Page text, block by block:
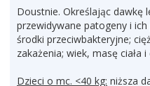
Doustnie. Określając dawkę
przewidywane patogeny i
środki przeciwbakteryjne;
zakażenia; wiek, masę ciała
Dzieci o mc. <40 kg: niższa